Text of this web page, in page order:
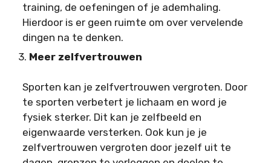
training, de oefeningen of je ademhaling.
Hierdoor is er geen ruimte om over vervelende
dingen na te denken.
3. Meer zelfvertrouwen
Sporten kan je zelfvertrouwen vergroten. Door
te sporten verbetert je lichaam en word je
fysiek sterker. Dit kan je zelfbeeld en
eigenwaarde versterken. Ook kun je je
zelfvertrouwen vergroten door jezelf uit te